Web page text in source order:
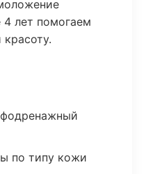
лет помогаем
по типу кожи